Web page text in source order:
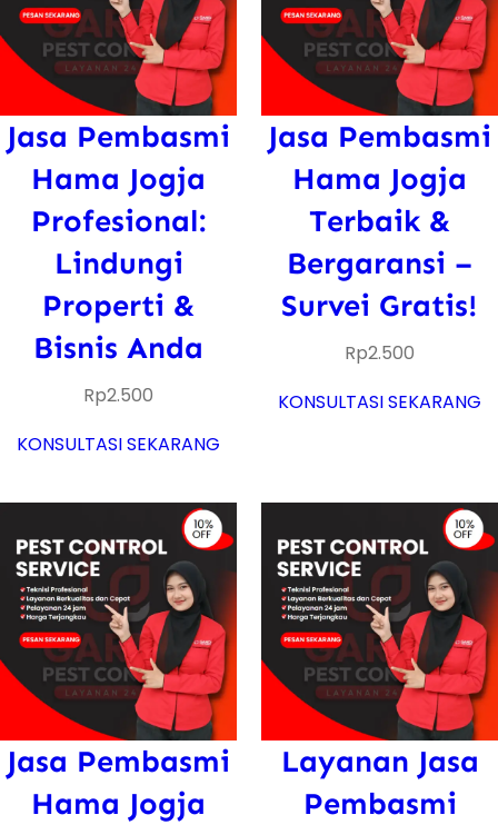
Jasa Pembasmi
Hama Jogja
Profesional:
Lindungi
Properti &
Bisnis Anda
Rp2.500
KONSULTASI SEKARANG
Jasa Pembasmi
Hama Jogja
Terbaik &
Bergaransi –
Survei Gratis!
Rp2.500
KONSULTASI SEKARANG
Jasa Pembasmi
Hama Jogja
Layanan Jasa
Pembasmi